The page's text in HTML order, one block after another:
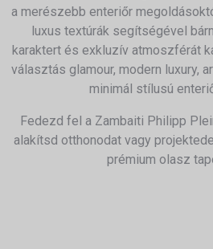
a merészebb enteriőr
luxus textúrák segítségével
karaktert és exkluzív atmoszférát
választás glamour, modern luxury,
minimál stílusú
Fedezd fel a Zambaiti Philipp
alakítsd otthonodat vagy
prémium olasz